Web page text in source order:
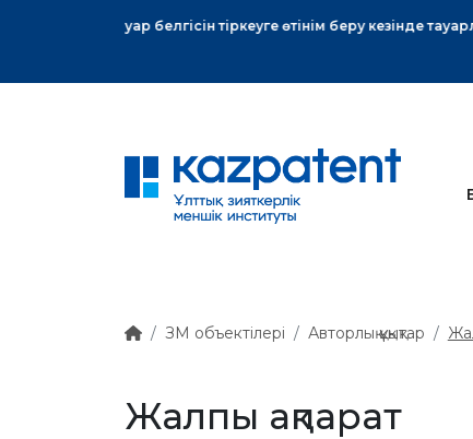
ЗМ объектілері Авторлық құқықтар
Жалпы ақпарат